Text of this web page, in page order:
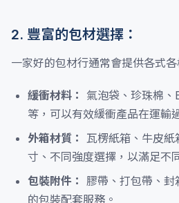
2. 豐富的包材選擇：
一家好的包材行通常會提供各式各
緩衝材料：
氣泡袋、珍珠棉
等，可以有效緩衝產品在運輸
外箱材質：
瓦楞紙箱、牛皮紙
寸、不同強度選擇，以滿足不
包裝附件： 膠帶、打包帶、
的包裝配套服務。